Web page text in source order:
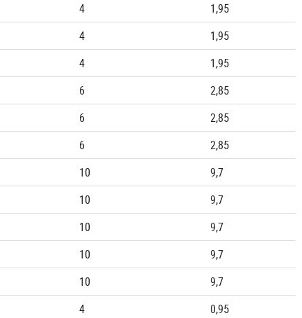
4
1,95
4
1,95
4
1,95
6
2,85
6
2,85
6
2,85
10
9,7
10
9,7
10
9,7
10
9,7
10
9,7
4
0,95